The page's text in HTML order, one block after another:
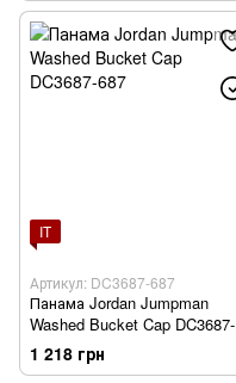
IT
Артикул: DC3687-687
Панама Jordan Jumpman
Washed Bucket Cap DC3687-
687
1 218 грн